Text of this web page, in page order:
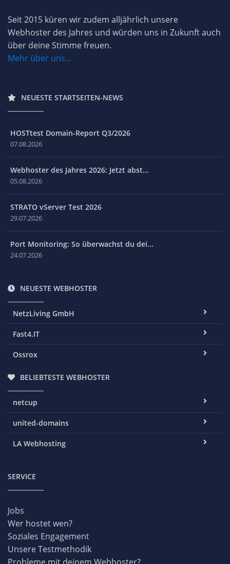
Seit 2015 küren wir zudem alljährlich unsere
Webhoster des Jahres und würden uns in Zukunft auch
über deine Stimme freuen.
Mehr über uns...
NEUESTE STARTSEITEN-NEWS
HOSTtest Domain-Report Q3/2026
07.08.2026
Webhoster des Jahres 2026: Jetzt abst...
05.08.2026
STRATO vServer Test 2026
29.07.2026
Port Monitoring: So überwachst du dei...
24.07.2026
NEUESTE WEBHOSTER
NetzLiving GmbH
Fast4.IT
Ossrox
BELIEBTESTE WEBHOSTER
netcup
united-domains
LA Webhosting
SERVICE
Jobs
Wer hostet wen?
Soziales Engagement
Unsere Testmethodik